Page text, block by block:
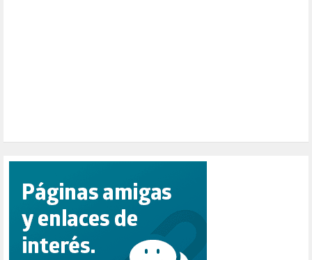
PUERTO DE VALENCIA (1)
RACISMO (1)
RELIGIÓN (114)
REPUBLICA (1)
SALUD (108)
SENSIBILIZACIÓN (576)
SINDICATOS (12)